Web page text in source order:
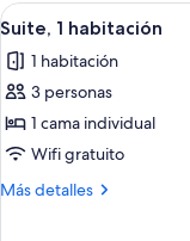
Ver
todas
las
fotos
de
Suite,
1
4
Suite, 1 habitación
1 habitación
3 personas
1 cama individual
Wifi gratuito
Más detalles
Más